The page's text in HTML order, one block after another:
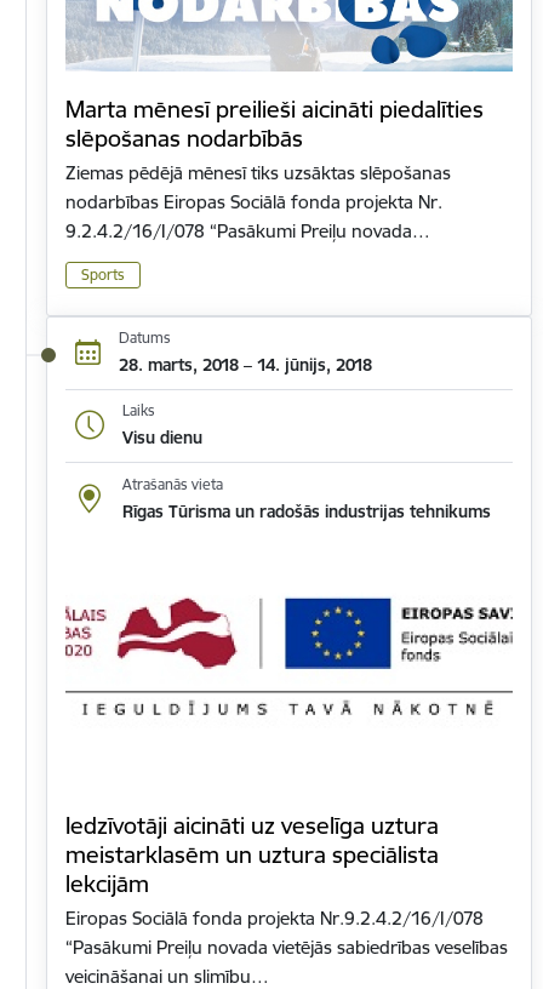
Marta mēnesī preilieši aicināti piedalīties
slēpošanas nodarbībās
Ziemas pēdējā mēnesī tiks uzsāktas slēpošanas
nodarbības Eiropas Sociālā fonda projekta Nr.
9.2.4.2/16/I/078 “Pasākumi Preiļu novada…
Sports
Datums
28. marts, 2018 – 14. jūnijs, 2018
Laiks
Visu dienu
Atrašanās vieta
Rīgas Tūrisma un radošās industrijas tehnikums
Iedzīvotāji aicināti uz veselīga uztura
meistarklasēm un uztura speciālista
lekcijām
Eiropas Sociālā fonda projekta Nr.9.2.4.2/16/I/078
“Pasākumi Preiļu novada vietējās sabiedrības veselības
veicināšanai un slimību…